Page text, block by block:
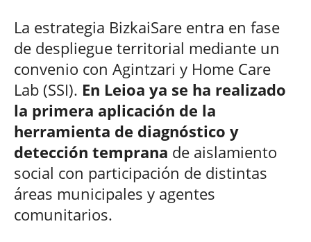
La estrategia BizkaiSare entra en fase
de despliegue territorial mediante un
convenio con Agintzari y Home Care
Lab (SSI). En Leioa ya se ha realizado
la primera aplicación de la
herramienta de diagnóstico y
detección temprana de aislamiento
social con participación de distintas
áreas municipales y agentes
comunitarios.